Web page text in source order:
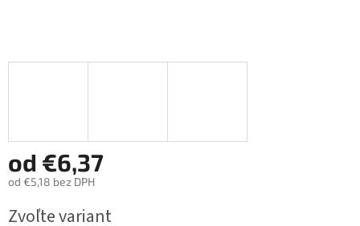
od €6,37
od €5,18 bez DPH
cena:
Zvoľte variant